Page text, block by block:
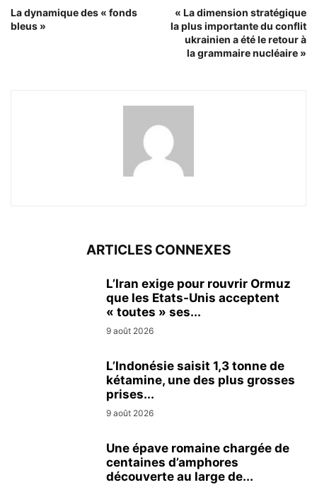
La dynamique des « fonds
bleus »
« La dimension stratégique
la plus importante du conflit
ukrainien a été le retour à
la grammaire nucléaire »
ARTICLES CONNEXES
L’Iran exige pour rouvrir Ormuz
que les Etats-Unis acceptent
« toutes » ses...
9 août 2026
L’Indonésie saisit 1,3 tonne de
kétamine, une des plus grosses
prises...
9 août 2026
Une épave romaine chargée de
centaines d’amphores
découverte au large de...